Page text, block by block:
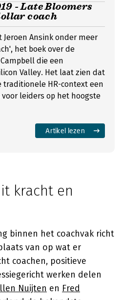
- Late Bloomers
coach
Ansink onder meer
het boek over de
die een
Valley. Het laat zien dat
traditionele HR-context een
leiders op het hoogste
Artikel lezen
kracht en
binnen het coachvak richt
van op wat er
coachen, positieve
werken delen
Nuijten en Fred